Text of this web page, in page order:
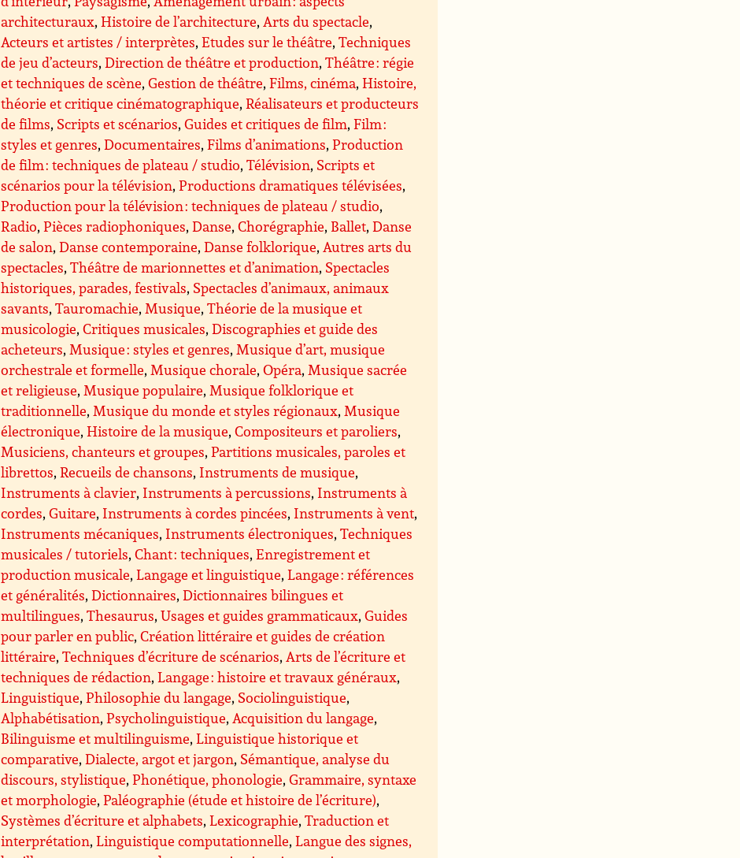
architecturaux,Histoire de l’architecture,Arts du spectacle,
Acteurs et artistes / interprètes,Etudes sur le théâtre,Techniques
de jeu d’acteurs,Direction de théâtre et production,Théâtre : régie
et techniques de scène,Gestion de théâtre,Films, cinéma,Histoire,
théorie et critique cinématographique,Réalisateurs et producteurs
de films, Scripts et scénarios,Guides et critiques de film,Film :
styles et genres,Documentaires,Films d’animations,Production
de film : techniques de plateau / studio,Télévision, Scripts et
scénarios pour la télévision,Productions dramatiques télévisées,
Production pour la télévision : techniques de plateau / studio,
Radio,Pièces radiophoniques,Danse,Chorégraphie, Ballet,Danse
de salon,Danse contemporaine,Danse folklorique,Autres arts du
spectacles,Théâtre de marionnettes et d’animation, Spectacles
historiques, parades, festivals, Spectacles d’animaux, animaux
savants,Tauromachie,Musique,Théorie de la musique et
musicologie,Critiques musicales,Discographies et guide des
acheteurs,Musique : styles et genres,Musique d’art, musique
orchestrale et formelle,Musique chorale,Opéra,Musique sacrée
et religieuse,Musique populaire,Musique folklorique et
traditionnelle,Musique du monde et styles régionaux,Musique
électronique,Histoire de la musique,Compositeurs et paroliers,
Musiciens, chanteurs et groupes,Partitions musicales, paroles et
librettos,Recueils de chansons, Instruments de musique,
Instruments à clavier, Instruments à percussions, Instruments à
cordes,Guitare, Instruments à cordes pincées, Instruments à vent,
Instruments mécaniques, Instruments électroniques,Techniques
musicales / tutoriels,Chant : techniques,Enregistrement et
production musicale,Langage et linguistique,Langage : références
et généralités,Dictionnaires,Dictionnaires bilingues et
multilingues,Thesaurus,Usages et guides grammaticaux,Guides
pour parler en public,Création littéraire et guides de création
littéraire,Techniques d’écriture de scénarios,Arts de l’écriture et
techniques de rédaction,Langage : histoire et travaux généraux,
Linguistique,Philosophie du langage, Sociolinguistique,
Alphabétisation,Psycholinguistique,Acquisition du langage,
Bilinguisme et multilinguisme,Linguistique historique et
comparative,Dialecte, argot et jargon, Sémantique, analyse du
discours, stylistique,Phonétique, phonologie,Grammaire, syntaxe
et morphologie,Paléographie (étude et histoire de l’écriture),
Systèmes d’écriture et alphabets,Lexicographie,Traduction et
interprétation,Linguistique computationnelle,Langue des signes,